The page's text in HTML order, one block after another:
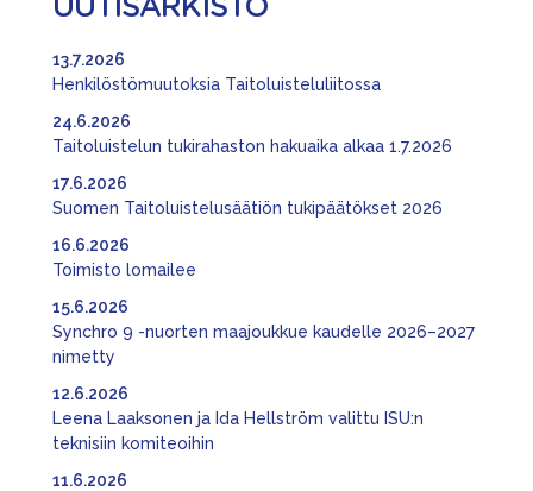
UUTISARKISTO
Henkilöstömuutoksia Taitoluisteluliitossa
13.7.2026
Taitoluistelun tukirahaston hakuaika alkaa 1.7.2026
24.6.2026
Suomen Taitoluistelusäätiön tukipäätökset 2026
17.6.2026
Toimisto lomailee
16.6.2026
Synchro 9 -nuorten maajoukkue kaudelle 2026–2027
nimetty
15.6.2026
Leena Laaksonen ja Ida Hellström valittu ISU:n
teknisiin komiteoihin
12.6.2026
11.6.2026